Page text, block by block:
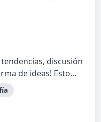
discusión
de ideas! Esto...